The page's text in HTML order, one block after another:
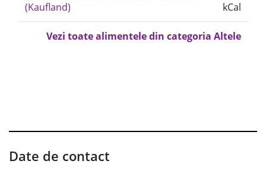
(Kaufland)
kCal
Vezi toate alimentele din categoria Altele
Date de contact